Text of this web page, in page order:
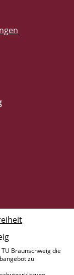
Braunschweig die
zu